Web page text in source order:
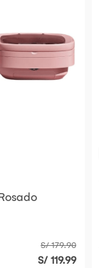
S/ 179.90
S/ 119.99